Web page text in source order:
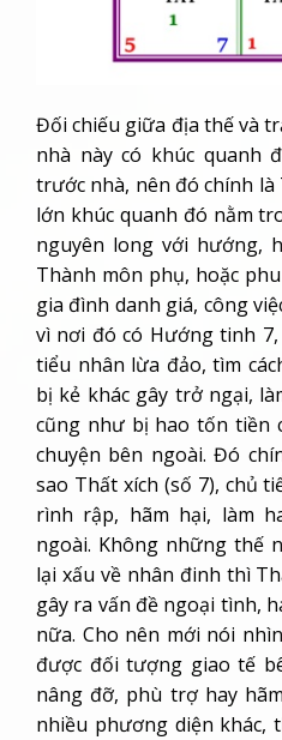
Đối chiếu giữa địa thế và
nhà này có khúc quanh
trước nhà, nên đó chính là
lớn khúc quanh đó nằm
nguyên long với hướng,
Thành môn phụ, hoặc
gia đình danh giá, công
vì nơi đó có Hướng tinh
tiểu nhân lừa đảo, tìm
bị kẻ khác gây trở ngại,
cũng như bị hao tốn tiền
chuyện bên ngoài. Đó
sao Thất xích (số 7), chủ
rình rập, hãm hại, làm
ngoài. Không những thế
lại xấu về nhân đinh thì
gây ra vấn đề ngoại tình,
nữa. Cho nên mới nói
được đối tượng giao tế
nâng đỡ, phù trợ hay
nhiều phương diện khác,